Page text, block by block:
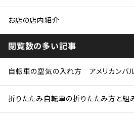
お店の店内紹介
閲覧数の多い記事
自転車の空気の入れ方 アメリカンバル
折りたたみ自転車の折りたたみ方と組